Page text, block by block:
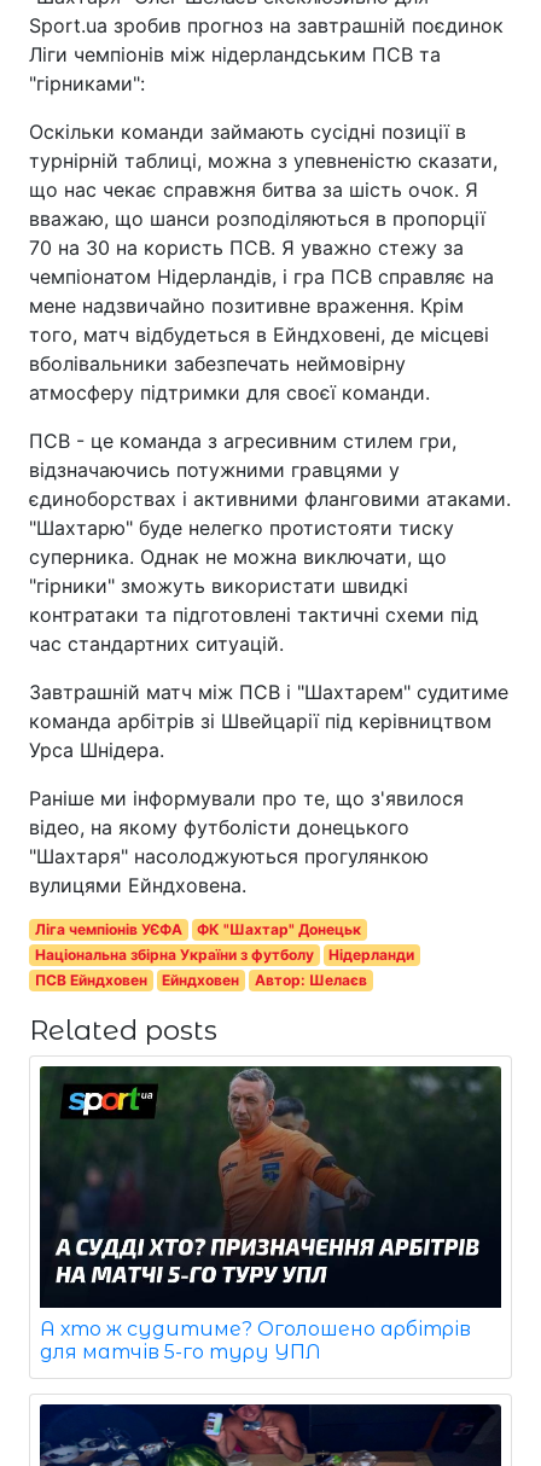
Sport.ua зробив прогноз на завтрашній поєдинок
Ліги чемпіонів між нідерландським ПСВ та
"гірниками":
Оскільки команди займають сусідні позиції в
турнірній таблиці, можна з упевненістю сказати,
що нас чекає справжня битва за шість очок. Я
вважаю, що шанси розподіляються в пропорції
70 на 30 на користь ПСВ. Я уважно стежу за
чемпіонатом Нідерландів, і гра ПСВ справляє на
мене надзвичайно позитивне враження. Крім
того, матч відбудеться в Ейндховені, де місцеві
вболівальники забезпечать неймовірну
атмосферу підтримки для своєї команди.
ПСВ - це команда з агресивним стилем гри,
відзначаючись потужними гравцями у
єдиноборствах і активними фланговими атаками.
"Шахтарю" буде нелегко протистояти тиску
суперника. Однак не можна виключати, що
"гірники" зможуть використати швидкі
контратаки та підготовлені тактичні схеми під
час стандартних ситуацій.
Завтрашній матч між ПСВ і "Шахтарем" судитиме
команда арбітрів зі Швейцарії під керівництвом
Урса Шнідера.
Раніше ми інформували про те, що з'явилося
відео, на якому футболісти донецького
"Шахтаря" насолоджуються прогулянкою
вулицями Ейндховена.
Ліга чемпіонів УЄФА
ФК "Шахтар" Донецьк
Національна збірна України з футболу
Нідерланди
ПСВ Ейндховен
Ейндховен Автор: Шелаєв
Related posts
А хто ж судитиме? Оголошено арбітрів
для матчів 5-го туру УПЛ